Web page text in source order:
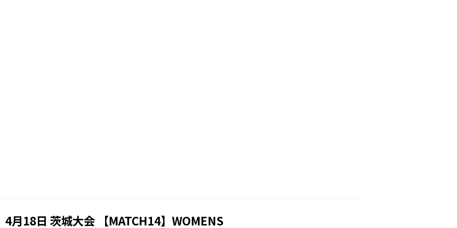
4月18日 茨城大会 【MATCH14】WOMENS